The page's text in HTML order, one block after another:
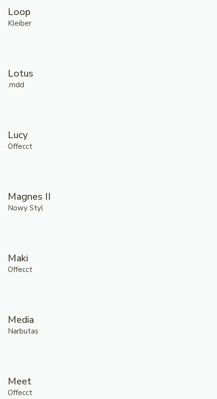
Loop
Kleiber
Lotus
.mdd
Lucy
Offecct
Magnes II
Nowy Styl
Maki
Offecct
Media
Narbutas
Meet
Offecct